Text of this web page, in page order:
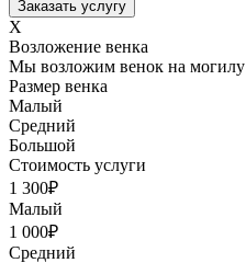
X
Возложение венка
Мы возложим венок на могилу
Размер венка
Малый
Средний
Большой
Стоимость услуги
1 300₽
Малый
1 000₽
Средний